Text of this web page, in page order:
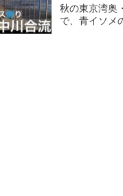
秋の東京湾奥
で、青イソメ